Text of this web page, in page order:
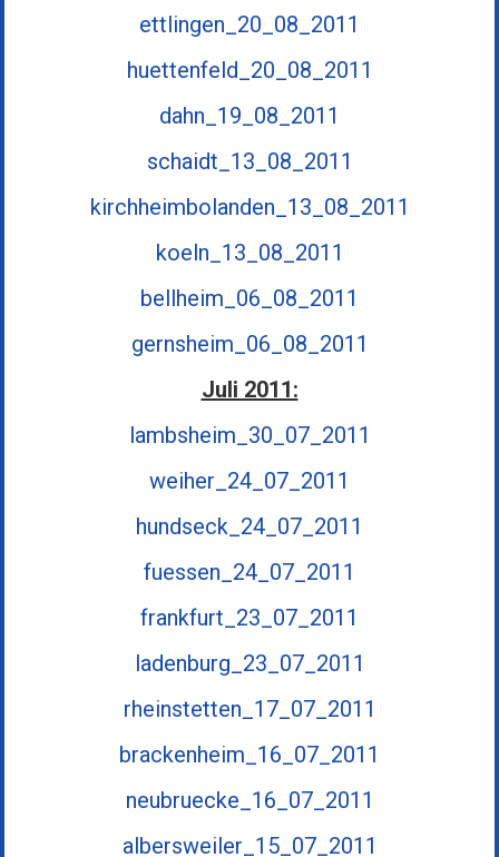
ettlingen_20_08_2011
huettenfeld_20_08_2011
dahn_19_08_2011
schaidt_13_08_2011
kirchheimbolanden_13_08_2011
koeln_13_08_2011
bellheim_06_08_2011
gernsheim_06_08_2011
Juli 2011:
lambsheim_30_07_2011
weiher_24_07_2011
hundseck_24_07_2011
fuessen_24_07_2011
frankfurt_23_07_2011
ladenburg_23_07_2011
rheinstetten_17_07_2011
brackenheim_16_07_2011
neubruecke_16_07_2011
albersweiler_15_07_2011